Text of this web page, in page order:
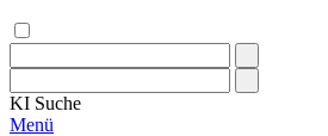
KI Suche
Menü